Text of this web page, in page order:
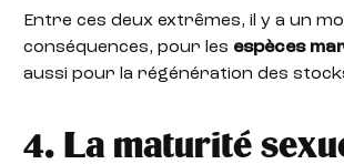
Entre ces deux extrêmes, il y a un
conséquences, pour les espèces
aussi pour la régénération des
4. La maturité